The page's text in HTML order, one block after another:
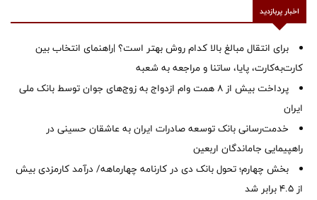
اخبار پربازدید
برای انتقال مبالغ بالا کدام روش بهتر است؟ |راهنمای انتخاب بین
کارت‌به‌کارت، پایا، ساتنا و مراجعه به شعبه
پرداخت بیش از ۸ همت وام ازدواج به زوج‌های جوان توسط بانک ملی
ایران
خدمت‌رسانی بانک توسعه صادرات ایران به عاشقان حسینی در
راهپیمایی جاماندگان اربعین
بخش چهارم؛ تحول بانک دی در کارنامه چهارماهه/ درآمد کارمزدی بیش
از ۴.۵ برابر شد